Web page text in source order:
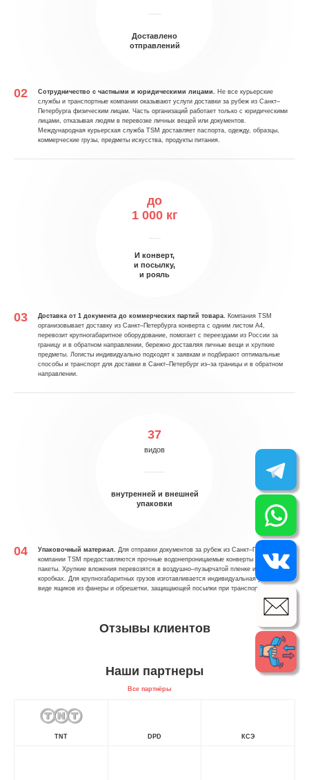
Доставлено
отправлений
Сотрудничество с частными и юридическими лицами. Не все курьерские
службы и транспортные компании оказывают услуги доставки за рубеж из Санкт–
Петербурга физическим лицам. Часть организаций работает только с юридическими
лицами, отказывая людям в перевозке личных вещей или документов.
Международная курьерская служба TSM доставляет паспорта, одежду, образцы,
коммерческие грузы, предметы искусства, продукты питания.
до
1 000 кг
И конверт,
и посылку,
и рояль
Доставка от 1 документа до коммерческих партий товара. Компания TSM
организовывает доставку из Санкт–Петербурга конверта с одним листом А4,
перевозит крупногабаритное оборудование, помогает с переездами из России за
границу и в обратном направлении, бережно доставляя личные вещи и хрупкие
предметы. Логисты индивидуально подходят к заявкам и подбирают оптимальные
способы и транспорт для доставки в Санкт–Петербург из–за границы и в обратном
направлении.
37
видов
внутренней и внешней
упаковки
Упаковочный материал. Для отправки документов за рубеж из Санкт–Петербурга в
компании TSM предоставляются прочные водонепроницаемые конверты и сейф–
пакеты. Хрупкие вложения перевозятся в воздушно–пузырчатой пленке и картонных
коробках. Для крупногабаритных грузов изготавливается индивидуальная упаковка в
виде ящиков из фанеры и обрешетки, защищающей посылки при транспортировке.
Отзывы клиентов
Наши партнеры
Все партнёры
TNT DPD КСЭ